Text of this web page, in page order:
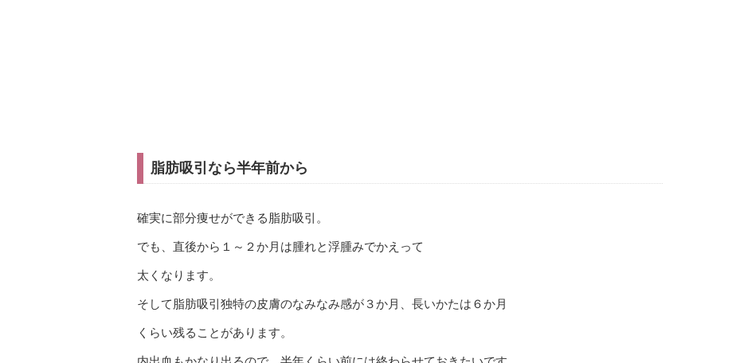
脂肪吸引なら半年前から
確実に部分痩せができる脂肪吸引。
でも、直後から１～２か月は腫れと浮腫みでかえって
太くなります。
そして脂肪吸引独特の皮膚のなみなみ感が３か月、長いかたは６か月
くらい残ることがあります。